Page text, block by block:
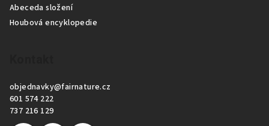
Abeceda složení
Houbová encyklopedie
objednavky@fairnature.cz
601 574 222
737 216 129